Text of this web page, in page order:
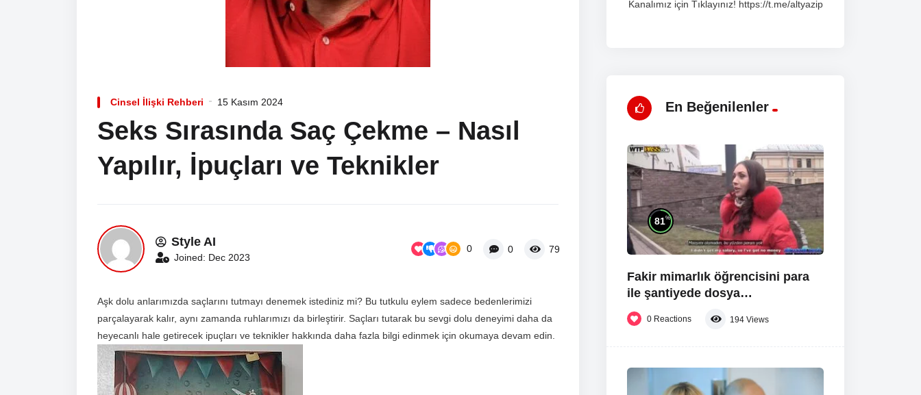
Cinsel İlişki Rehberi 15 Kasım 2024
Seks Sırasında Saç Çekme – Nasıl
Yapılır, İpuçları ve Teknikler
Style AI
Joined: Dec 2023
0 0 79
Aşk dolu anlarımızda saçlarını tutmayı denemek istediniz mi? Bu tutkulu eylem sadece bedenlerimizi
parçalayarak kalır, aynı zamanda ruhlarımızı da birleştirir. Saçları tutarak bu sevgi dolu deneyimi daha da
heyecanlı hale getirecek ipuçları ve teknikler hakkında daha fazla bilgi edinmek için okumaya devam edin.
Kanalımız için Tıklayınız! https://t.me/altyazip
En Beğenilenler
81%
Fakir mimarlık öğrencisini para
ile şantiyede dosya
imzalatıyorlar.
0 Reactions 194 Views